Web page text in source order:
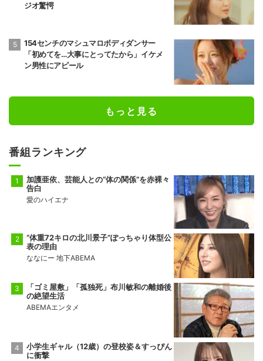
ジオ驚愕
154センチのマシュマロボディダンサー
「初めてを…大事にとってたから」イケメ
ン男性にアピール
もっと見る
番組ランキング
加護亜依、芸能人との“体の関係”を赤裸々
告白
愛のハイエナ
“体重72キロの北川景子”ぽっちゃり体型公
表の理由
ななにー 地下ABEMA
「ゴミ屋敷」「孤独死」布川敏和の離婚後
の絶望生活
ABEMAエンタメ
小学生ギャル（12歳）の登校姿＆すっぴん
に衝撃